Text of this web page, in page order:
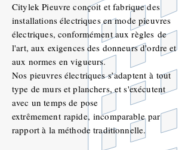
Citylek Pieuvre conçoit et fabrique des
installations électriques en mode pieuvres
électriques, conformément aux règles de
l'art, aux exigences des donneurs d'ordre et
aux normes en vigueurs.
Nos pieuvres électriques s’adaptent à tout
type de murs et planchers, et s'exécutent
avec un temps de pose
extrêmement rapide, incomparable par
rapport à la méthode traditionnelle.